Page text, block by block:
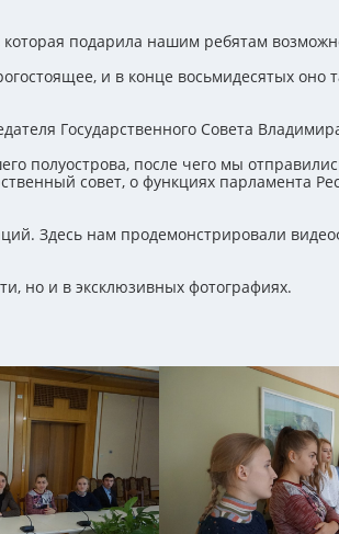
подарила нашим ребятам
и в конце восьмидесятых оно
Государственного Совета
после чего мы
совет, о функциях парламента
Здесь нам продемонстрировали
но и в эксклюзивных фотографиях.